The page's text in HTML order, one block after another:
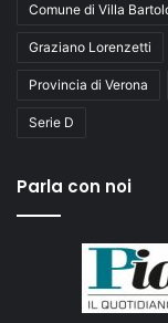
Comune di Villa
Graziano Lorenzetti
Provincia di Verona
Serie D
Parla con noi